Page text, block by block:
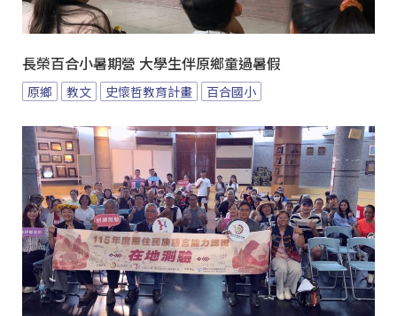
長榮百合小暑期營 大學生伴原鄉童過暑假
原鄉 教文 史懷哲教育計畫 百合國小